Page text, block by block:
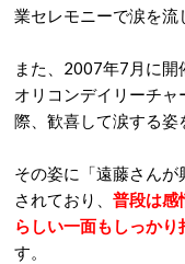
業セレモニーで涙を流
また、2007年7月に開
オリコンデイリーチ
際、歓喜して涙する姿
その姿に「遠藤さんが
されており、 普段は感
らしい一面もしっかり
す。